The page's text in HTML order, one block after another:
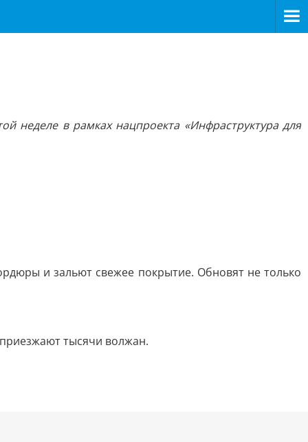
неделе в рамках нацпроекта «Инфраструктура для
и зальют свежее покрытие. Обновят не только
тысячи волжан.